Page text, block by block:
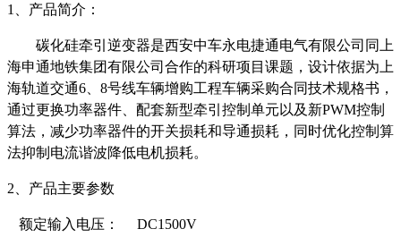
1 、产品简介：
碳化硅牵引逆变器是西安中车永电捷通电气有限公司同上
海申通地铁集团有限公司合作的科研项目课题，设计依据为上
海轨道交通6、8号线车辆增购工程车辆采购合同技术规格书，
通过更换功率器件、配套新型牵引控制单元以及新PWM控制
算法，减少功率器件的开关损耗和导通损耗，同时优化控制算
法抑制电流谐波降低电机损耗。
2 、产品主要参数
额定输入电压： DC1500V